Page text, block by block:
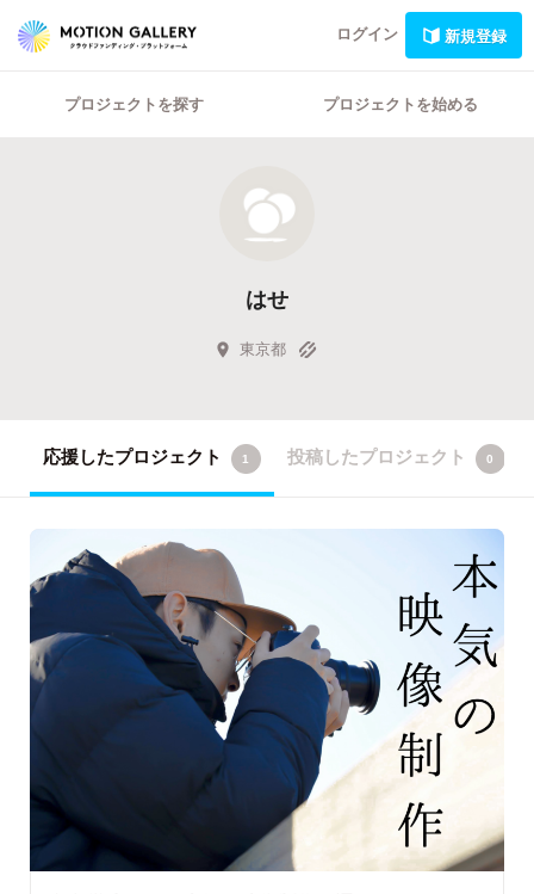
ログイン 新規登録
プロジェクトを探す プロジェクトを始める
はせ
東京都
応援したプロジェクト 1 投稿したプロジェクト 0